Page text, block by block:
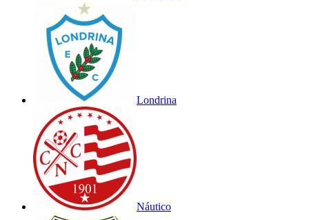
Londrina
Náutico